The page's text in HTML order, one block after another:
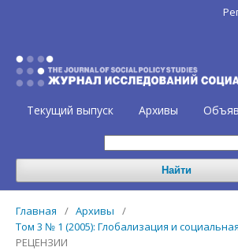
Текущий выпуск Архивы
Найти
Главная / Архивы
/
Том 3 № 1 (2005): Глобализация и
РЕЦЕНЗИИ